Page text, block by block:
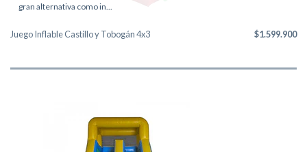
gran alternativa como in...
Juego Inflable Castillo y Tobogán 4x3 $1.599.900